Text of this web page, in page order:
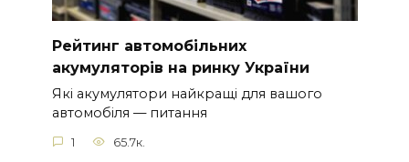
Рейтинг автомобільних
акумуляторів на ринку України
Які акумулятори найкращі для вашого
автомобіля — питання
1 65.7к.